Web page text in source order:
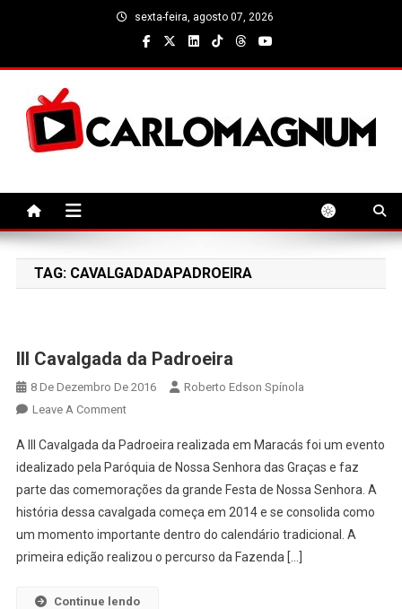
sexta-feira, agosto 07, 2026
TAG: CAVALGADADAPADROEIRA
III Cavalgada da Padroeira
8 De Dezembro De 2016
Roberto Edson Spínola
Leave A CommentOn
Cavalgada
Da
Padroeira
A III Cavalgada da Padroeira realizada em Maracás foi um evento
idealizado pela Paróquia de Nossa Senhora das Graças e faz
parte das comemorações da grande Festa de Nossa Senhora. A
história dessa cavalgada começa em 2014 e se consolida como
um momento importante dentro do calendário tradicional. A
primeira edição realizou o percurso da Fazenda […]
Continue lendo